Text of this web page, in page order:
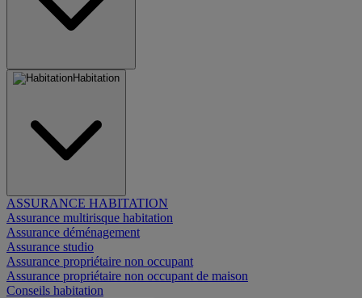
Habitation
ASSURANCE HABITATION
Assurance multirisque habitation
Assurance déménagement
Assurance studio
Assurance propriétaire non occupant
Assurance propriétaire non occupant de maison
Conseils habitation